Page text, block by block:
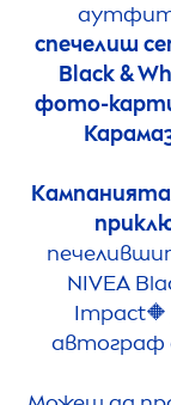
аутфит
спечелиш
Black&
фото-
NIVEA
автограф